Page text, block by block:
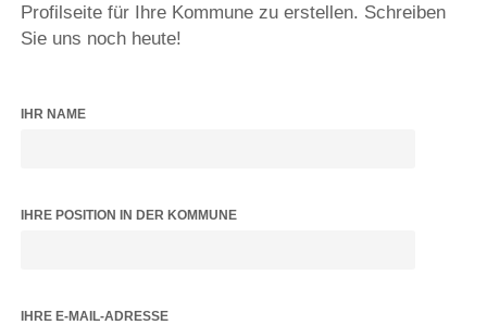
Profilseite für Ihre Kommune zu erstellen. Schreiben
Sie uns noch heute!
IHR NAME
IHRE POSITION IN DER KOMMUNE
IHRE E-MAIL-ADRESSE